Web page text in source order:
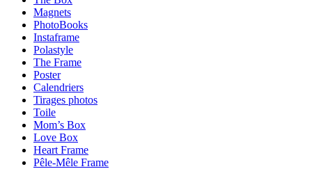
Magnets
PhotoBooks
Instaframe
Polastyle
The Frame
Poster
Calendriers
Tirages photos
Toile
Mom’s Box
Love Box
Heart Frame
Pêle-Mêle Frame